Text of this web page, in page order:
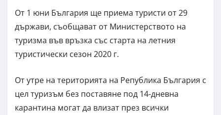
От 1 юни България ще приема туристи от 29
държави, съобщават от Министерството на
туризма във връзка със старта на летния
туристически сезон 2020 г.
От утре на територията на Република България с
цел туризъм без поставяне под 14-дневна
карантина могат да влизат през всички